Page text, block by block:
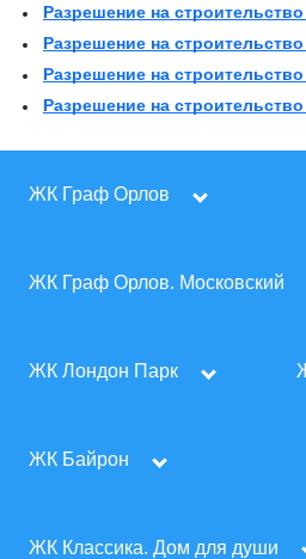
Разрешение на
Разрешение на строительство
Разрешение на строительство
Разрешение на строительство
ЖК Граф Орлов
ЖК Граф Орлов. Московский
ЖК Лондон Парк
ЖК Байрон
ЖК Классика. Дом для души